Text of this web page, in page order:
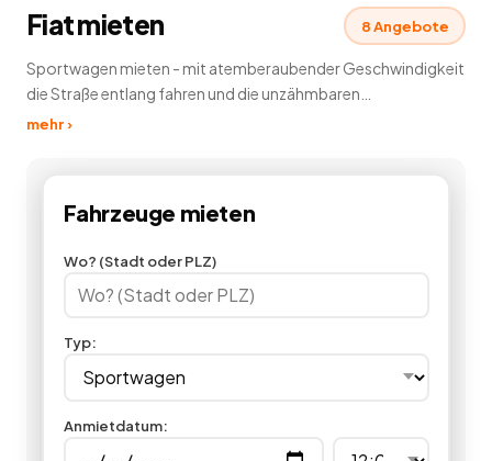
Fiat mieten 8Angebote
Sportwagen mieten - mit atemberaubender Geschwindigkeit
die Straße entlang fahren und die unzähmbaren
Pferdestärken unter der Haube spüren. Ihnen hat die
luxuriösen Sportwagen sind der Traum aller Autofahrer - egal
unterschiedlicher Markenhersteller. Lassen Sie sich einmal so
richtig in die Sitze drücken, indem Sie in unserer
Sie sind überzeugft? Jetzt einen Sportwagen mieten statt
kaufen und Sie sparen garantiert bares Geld.
Angebote
mehr ›
Fahrzeuge mieten
Wo? (Stadt oder PLZ)
Typ:
Anmietdatum: